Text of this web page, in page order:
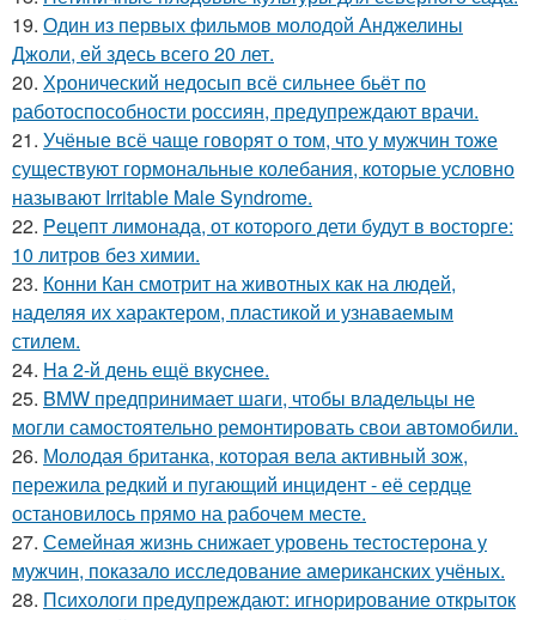
19. Один из первых фильмов молодой Анджелины
Джоли, ей здесь всего 20 лет.
20. Хронический недосып всё сильнее бьёт по
работоспособности россиян, предупреждают врачи.
21. Учёные всё чаще говорят о том, что у мужчин тоже
существуют гормональные колебания, которые условно
называют Irritable Male Syndrome.
22. Peцепт лимонада, от котopoго дети будут в восторге:
10 литров без химии.
23. Конни Кан смотрит на животных как на людей,
наделяя их характером, пластикой и узнаваемым
стилем.
24. Ha 2-й день ещё вкycнее.
25. BMW предпринимает шаги, чтобы владельцы не
могли самостоятельно ремонтировать свои автомобили.
26. Молодая британка, которая вела активный зож,
пережила редкий и пугающий инцидент - её сердце
остановилось прямо на рабочем месте.
27. Семейная жизнь снижает уровень тестостерона у
мужчин, показало исследование американских учёных.
28. Психологи предупреждают: игнорирование открыток